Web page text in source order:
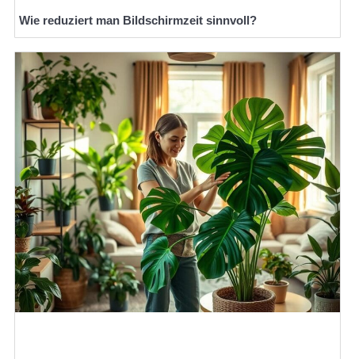
Wie reduziert man Bildschirmzeit sinnvoll?